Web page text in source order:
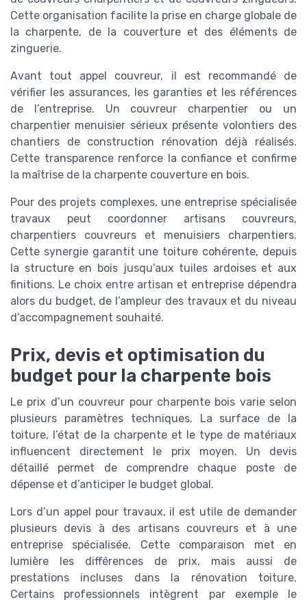
Cette organisation facilite la prise en charge globale de
la charpente, de la couverture et des éléments de
zinguerie.
Avant tout appel couvreur, il est recommandé de
vérifier les assurances, les garanties et les références
de l’entreprise. Un couvreur charpentier ou un
charpentier menuisier sérieux présente volontiers des
chantiers de construction rénovation déjà réalisés.
Cette transparence renforce la confiance et confirme
la maîtrise de la charpente couverture en bois.
Pour des projets complexes, une entreprise spécialisée
travaux peut coordonner artisans couvreurs,
charpentiers couvreurs et menuisiers charpentiers.
Cette synergie garantit une toiture cohérente, depuis
la structure en bois jusqu’aux tuiles ardoises et aux
finitions. Le choix entre artisan et entreprise dépendra
alors du budget, de l’ampleur des travaux et du niveau
d’accompagnement souhaité.
Prix, devis et optimisation du
budget pour la charpente bois
Le prix d’un couvreur pour charpente bois varie selon
plusieurs paramètres techniques. La surface de la
toiture, l’état de la charpente et le type de matériaux
influencent directement le prix moyen. Un devis
détaillé permet de comprendre chaque poste de
dépense et d’anticiper le budget global.
Lors d’un appel pour travaux, il est utile de demander
plusieurs devis à des artisans couvreurs et à une
entreprise spécialisée. Cette comparaison met en
lumière les différences de prix, mais aussi de
prestations incluses dans la rénovation toiture.
Certains professionnels intègrent par exemple le